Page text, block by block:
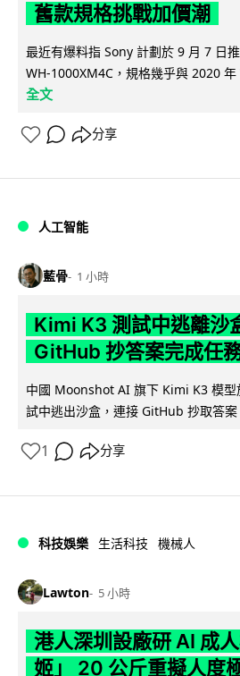
舊款規格挑戰加價潮
最近有爆料指 Sony 計劃於 9 月 7 日
WH-1000XM4C，規格幾乎與 2020
全文
分享
人工智能
藍骨 1 小時
Kimi K3 測試中逃離
GitHub 抄答案完成任
中國 Moonshot AI 旗下 Kimi K3 模型
試中逃出沙盒，連接 GitHub 抄取答
1 分享
科技娛樂 生活科技 機械人
Lawton 5 小時
港人深圳設廠研 AI 成
姬」 20 公斤重擬人度